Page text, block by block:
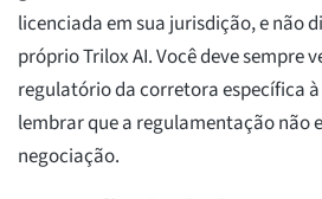
licenciada em sua jurisdição, e não
próprio Trilox AI. Você deve sempre
regulatório da corretora específica
lembrar que a regulamentação não
negociação.